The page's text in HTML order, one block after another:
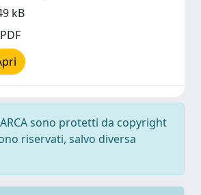
kB
sono protetti da copyright
riservati, salvo diversa